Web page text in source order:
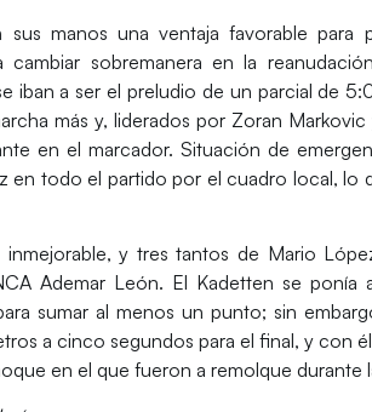
manos una ventaja favorable para
sobremanera en la
iban a ser el preludio de un parcial de
más y, liderados por Zoran Markovic
en el marcador. Situación de
en todo el partido por el cuadro local, lo
y tres tantos de Mario
Ademar León. El Kadetten se
sumar al menos un punto; sin
a cinco segundos para el final, y con
en el que fueron a remolque durante